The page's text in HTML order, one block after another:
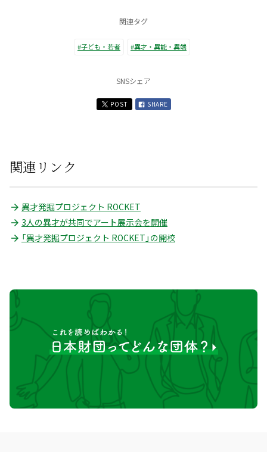
関連タグ
#子ども・若者 #異才・異能・異端
SNSシェア
POST SHARE
関連リンク
異才発掘プロジェクト ROCKET
3人の異才が共同でアート展示会を開催
「異才発掘プロジェクト ROCKET」の開校